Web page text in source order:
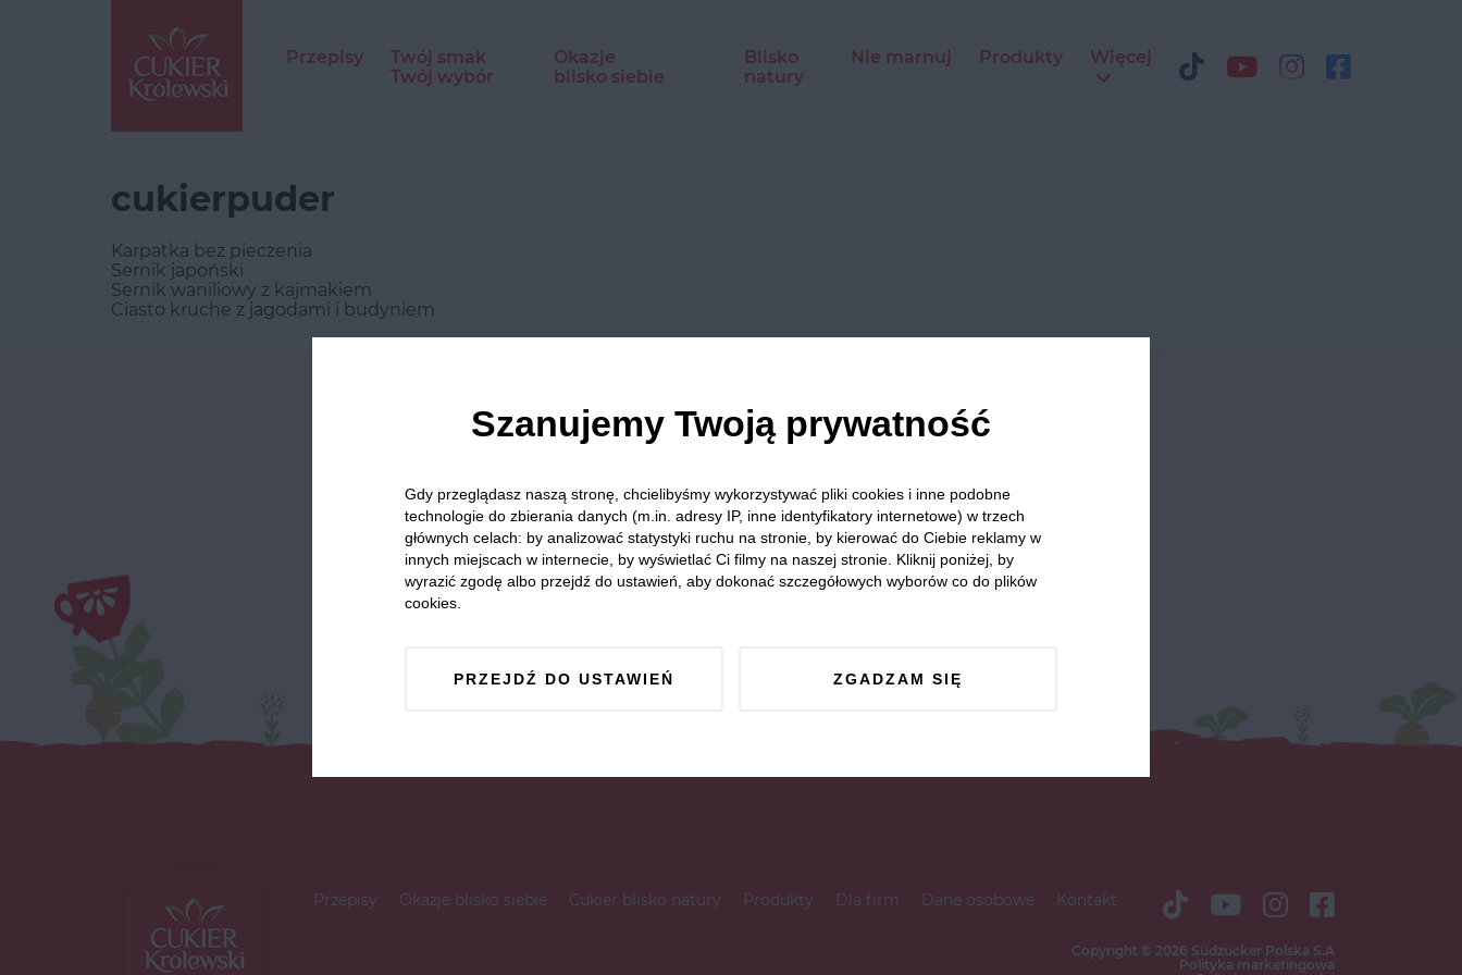
Przepisy
Twój smak
Twój wybór
Okazje
blisko siebie
Blisko
natury
Nie marnuj Produkty Więcej
cukierpuder
Karpatka bez pieczenia
Sernik japoński
Sernik waniliowy z kajmakiem
Ciasto kruche z jagodami i budyniem
Odwiedź nasze profile w social mediach
Przepisy Okazje blisko siebie Cukier blisko natury Produkty Dla firm Dane osobowe Kontakt
Copyright © 2026 Südzucker Polska S.A
Polityka marketingowa
Szanujemy Twoją prywatność
Gdy przeglądasz naszą stronę, chcielibyśmy wykorzystywać pliki cookies i inne podobne
technologie do zbierania danych (m.in. adresy IP, inne identyfikatory internetowe) w trzech
głównych celach: by analizować statystyki ruchu na stronie, by kierować do Ciebie reklamy w
innych miejscach w internecie, by wyświetlać Ci filmy na naszej stronie. Kliknij poniżej, by
wyrazić zgodę albo przejdź do ustawień, aby dokonać szczegółowych wyborów co do plików
cookies.
PRZEJDŹ DO USTAWIEŃ ZGADZAM SIĘ